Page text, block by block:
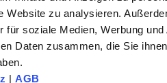
Website zu analysieren.
für soziale Medien, Werbung
Daten zusammen, die Sie
| AGB